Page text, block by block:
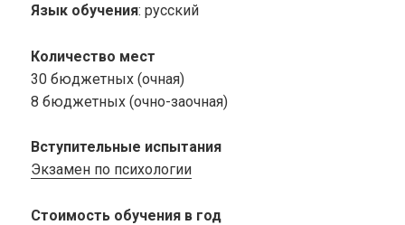
Язык обучения: русский
Количество мест
30 бюджетных (очная)
8 бюджетных (очно-заочная)
Вступительные испытания
Экзамен по психологии
Стоимость обучения в год